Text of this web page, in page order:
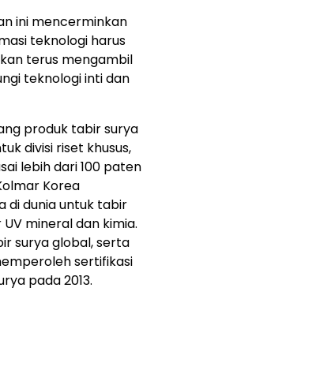
ini mencerminkan
teknologi harus
terus mengambil
teknologi inti dan
produk tabir surya
divisi riset khusus,
lebih dari 100 paten
Korea
di dunia untuk tabir
mineral dan kimia.
surya global, serta
sertifikasi
pada 2013.